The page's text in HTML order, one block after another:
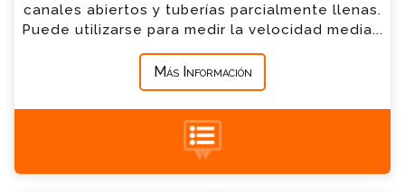
canales abiertos y tuberías parcialmente llenas.
Puede utilizarse para medir la velocidad media...
Más Información
Mensaje
*
+34 935 900 007